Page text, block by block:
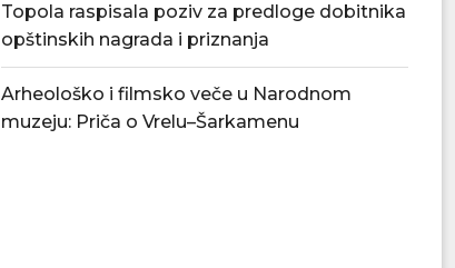
Topola raspisala poziv za predloge dobitnika
opštinskih nagrada i priznanja
Arheološko i filmsko veče u Narodnom
muzeju: Priča o Vrelu–Šarkamenu